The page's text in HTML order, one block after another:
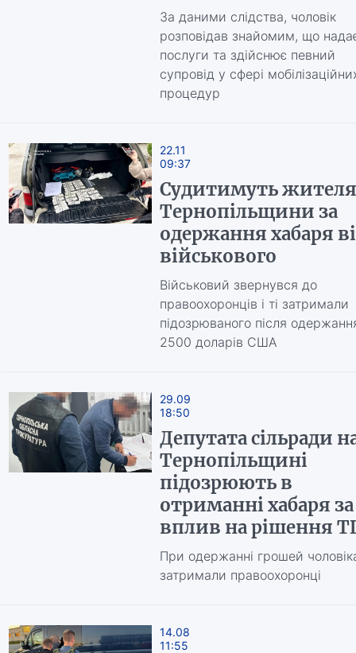
За даними слідства, чоловік
розповідав знайомим, що
послуги та здійснює певний
супровід у сфері
процедур
22.11
09:37
Судитимуть жителя
Тернопільщини за
одержання хабаря
військового
Військовий звернувся до
правоохоронців і ті затримали
підозрюваного після
2500 доларів США
29.09
18:50
Депутата сільради
Тернопільщині
підозрюють в
отриманні хабаря за
вплив на рішення
При одержанні грошей
затримали правоохоронці
14.08
11:55